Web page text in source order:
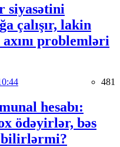
siyasətini
çalışır, lakin
problemləri
481
hesabı:
ödəyirlər, bəs
bilirlərmi?